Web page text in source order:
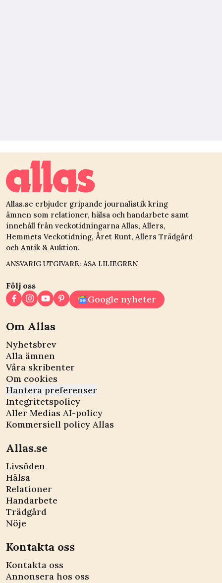
Allas.se erbjuder gripande journalistik kring
ämnen som relationer, hälsa och handarbete samt
innehåll från veckotidningarna Allas, Allers,
Hemmets Veckotidning, Året Runt, Allers Trädgård
och Antik & Auktion.
ANSVARIG UTGIVARE: ÅSA LILIEGREN
Följ oss
Google nyheter
Om Allas
Nyhetsbrev
Alla ämnen
Våra skribenter
Om cookies
Hantera preferenser
Integritetspolicy
Aller Medias AI-policy
Kommersiell policy Allas
Allas.se
Livsöden
Hälsa
Relationer
Handarbete
Trädgård
Nöje
Kontakta oss
Kontakta oss
Annonsera hos oss